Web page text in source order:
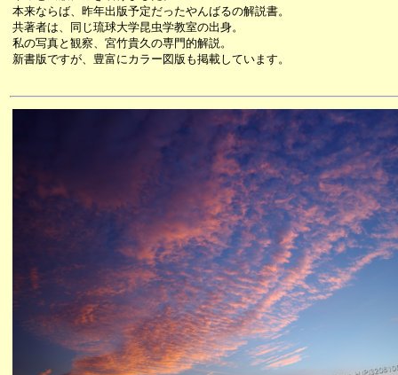
本来ならば、昨年出版予定だったやんばるの解説書。
共著者は、同じ琉球大学昆虫学教室の出身。
私の写真と観察、宮竹貴久の専門的解説。
新書版ですが、豊富にカラー図版も掲載しています。